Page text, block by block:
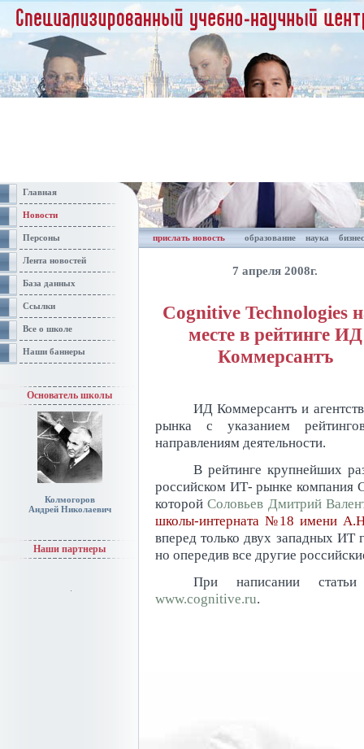
Главная
Новости
Персоны
Лента новостей
База данных
Ссылки
Все о школе
Наши баннеры
Основатель школы
Колмогоров
Андрей Николаевич
Наши партнеры
прислать новость образование наука бизнес
7 апреля 2008г.
Cognitive Technologies
месте в рейтинге ИД
Коммерсантъ
ИД Коммерсантъ и
рынка с указанием
направлениям деятельности.
В рейтинге крупнейших
российском ИТ- рынке компания
которойСоловьев Дмитрий
школы-интерната №18 имени
вперед только двух западных
но опередив все другие
При написании
www.cognitive.ru.